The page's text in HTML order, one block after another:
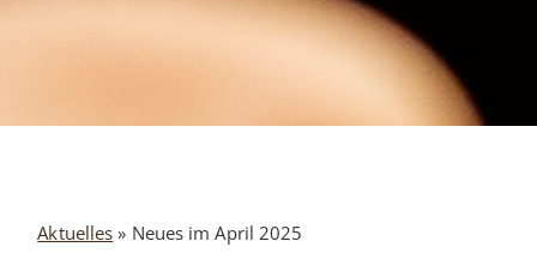
Aktuelles » Neues im April 2025